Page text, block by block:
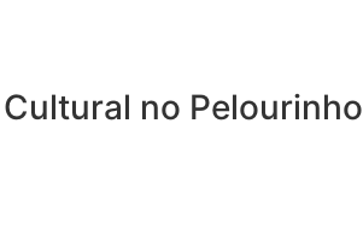
no Pelourinho